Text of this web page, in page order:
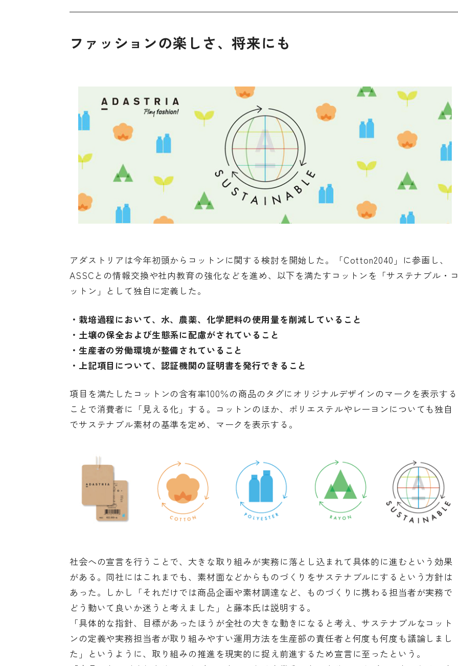
ファッションの楽しさ、将来にも
アダストリアは今年初頭からコットンに関する検討を開始した。「Cotton2040」に参画し、
ASSCとの情報交換や社内教育の強化などを進め、以下を満たすコットンを「サステナブル・
ットン」として独自に定義した。
・栽培過程において、水、農薬、化学肥料の使用量を削減していること
・土壌の保全および生態系に配慮がされていること
・生産者の労働環境が整備されていること
・上記項目について、認証機関の証明書を発行できること
項目を満たしたコットンの含有率100％の商品のタグにオリジナルデザインのマークを表示する
ことで消費者に「見える化」する。コットンのほか、ポリエステルやレーヨンについても独自
でサステナブル素材の基準を定め、マークを表示する。
社会への宣言を行うことで、大きな取り組みが実務に落とし込まれて具体的に進むという効果
がある。同社にはこれまでも、素材面などからものづくりをサステナブルにするという方針は
あった。しかし「それだけでは商品企画や素材調達など、ものづくりに携わる担当者が実務で
どう動いて良いか迷うと考えました」と藤本氏は説明する。
「具体的な指針、目標があったほうが全社の大きな動きになると考え、サステナブルなコット
ンの定義や実務担当者が取り組みやすい運用方法を生産部の責任者と何度も何度も議論しまし
た」というように、取り組みの推進を現実的に捉え前進するため宣言に至ったという。